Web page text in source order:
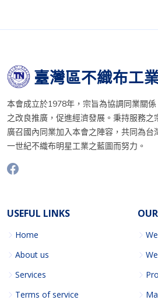
臺灣區不織布工
本會成立於1978年，宗旨為協調同業關
之改良推廣，促進經濟發展。秉持服務之
廣召國內同業加入本會之陣容，共同為台
一世紀不織布明星工業之藍圖而努力。
USEFUL LINKS
Home
About us
Services
Terms of service